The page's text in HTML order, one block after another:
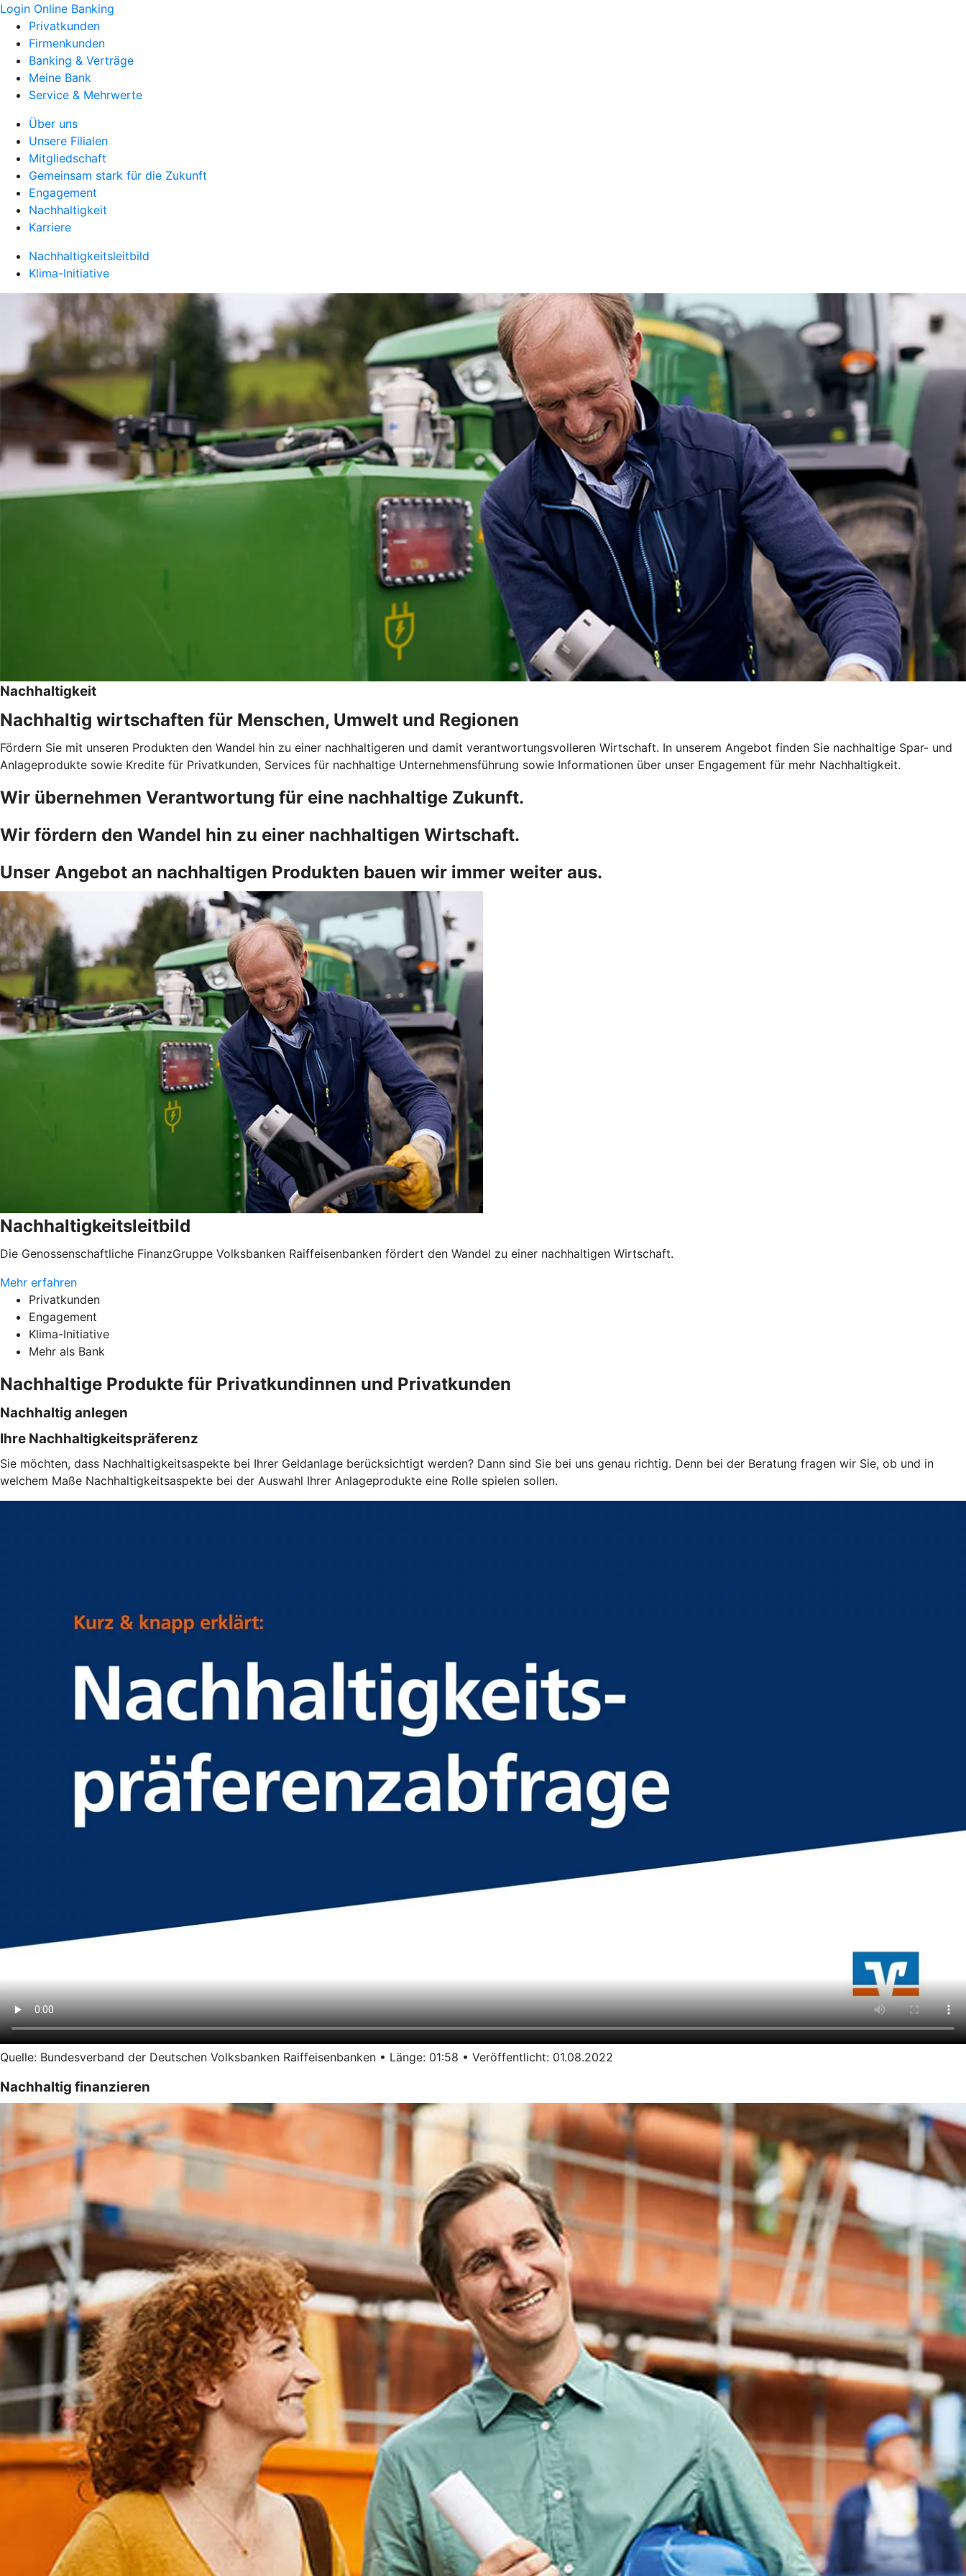
Login Online Banking
Privatkunden
Firmenkunden
Banking & Verträge
Meine Bank
Service & Mehrwerte
Über uns
Unsere Filialen
Mitgliedschaft
Gemeinsam stark für die Zukunft
Engagement
Nachhaltigkeit
Karriere
Nachhaltigkeitsleitbild
Klima-Initiative
Nachhaltigkeit
Nachhaltig wirtschaften für Menschen, Umwelt und Regionen
Fördern Sie mit unseren Produkten den Wandel hin zu einer nachhaltigeren und damit verantwortungsvolleren Wirtschaft. In unserem Angebot finden Sie nachhaltige Spar- und
Anlageprodukte sowie Kredite für Privatkunden, Services für nachhaltige Unternehmensführung sowie Informationen über unser Engagement für mehr Nachhaltigkeit.
Wir übernehmen Verantwortung für eine nachhaltige Zukunft.
Wir fördern den Wandel hin zu einer nachhaltigen Wirtschaft.
Unser Angebot an nachhaltigen Produkten bauen wir immer weiter aus.
Nachhaltigkeitsleitbild
Die Genossenschaftliche FinanzGruppe Volksbanken Raiffeisenbanken fördert den Wandel zu einer nachhaltigen Wirtschaft.
Mehr erfahren
Privatkunden
Engagement
Klima-Initiative
Mehr als Bank
Nachhaltige Produkte für Privatkundinnen und Privatkunden
Nachhaltig anlegen
Ihre Nachhaltigkeitspräferenz
Sie möchten, dass Nachhaltigkeitsaspekte bei Ihrer Geldanlage berücksichtigt werden? Dann sind Sie bei uns genau richtig. Denn bei der Beratung fragen wir Sie, ob und in
welchem Maße Nachhaltigkeitsaspekte bei der Auswahl Ihrer Anlageprodukte eine Rolle spielen sollen.
Quelle: Bundesverband der Deutschen Volksbanken Raiffeisenbanken • Länge: 01:58 • Veröffentlicht: 01.08.2022
Nachhaltig finanzieren